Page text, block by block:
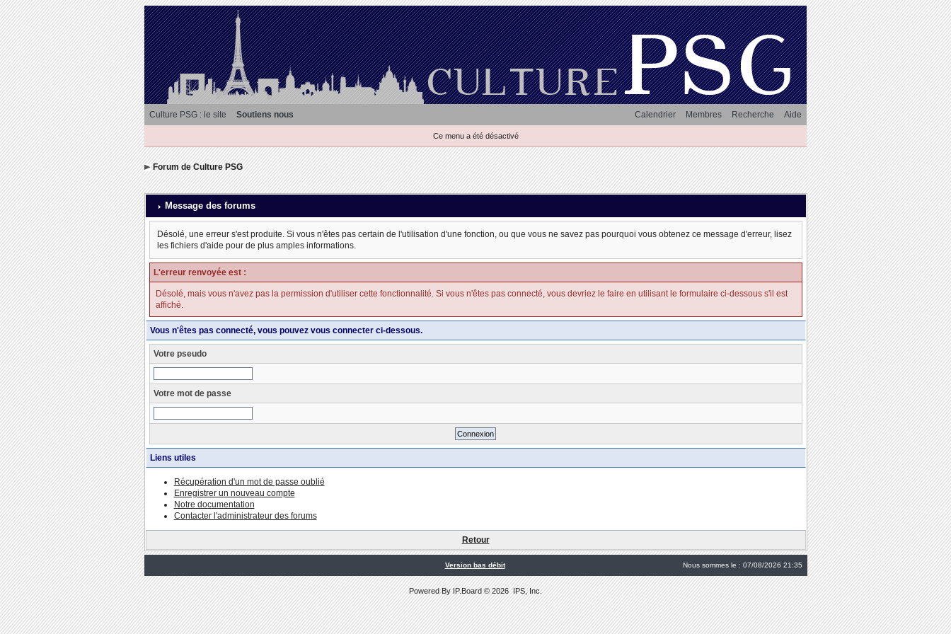
Culture PSG : le site Soutiens nous Aide
Recherche
Membres
Calendrier
Ce menu a été désactivé
Forum de Culture PSG
Message des forums
Désolé, une erreur s'est produite. Si vous n'êtes pas certain de l'utilisation d'une fonction, ou que vous ne savez pas pourquoi vous obtenez ce message d'erreur, lisez
les fichiers d'aide pour de plus amples informations.
L'erreur renvoyée est :
Désolé, mais vous n'avez pas la permission d'utiliser cette fonctionnalité. Si vous n'êtes pas connecté, vous devriez le faire en utilisant le formulaire ci-dessous s'il est
affiché.
Vous n'êtes pas connecté, vous pouvez vous connecter ci-dessous.
Votre pseudo
Votre mot de passe
Liens utiles
Récupération d'un mot de passe oublié
Enregistrer un nouveau compte
Notre documentation
Contacter l'administrateur des forums
Retour
Version bas débit Nous sommes le : 07/08/2026 21:35
Powered ByIP.Board© 2026IPS, Inc.